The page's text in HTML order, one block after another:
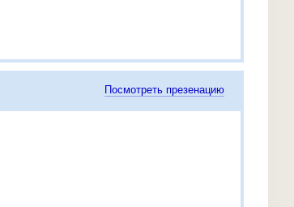
Посмотреть презенацию